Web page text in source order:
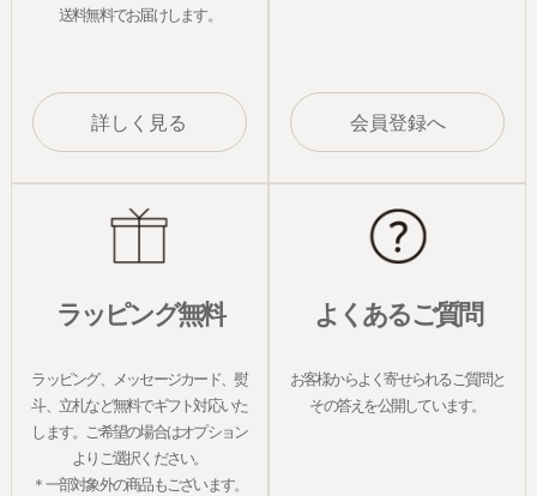
送料無料でお届けします。
詳しく見る 会員登録へ
ラッピング無料
ラッピング、メッセージカード、熨
斗、立札など無料でギフト対応いた
します。ご希望の場合はオプション
よりご選択ください。
＊一部対象外の商品もございます。
よくあるご質問
お客様からよく寄せられるご質問と
その答えを公開しています。